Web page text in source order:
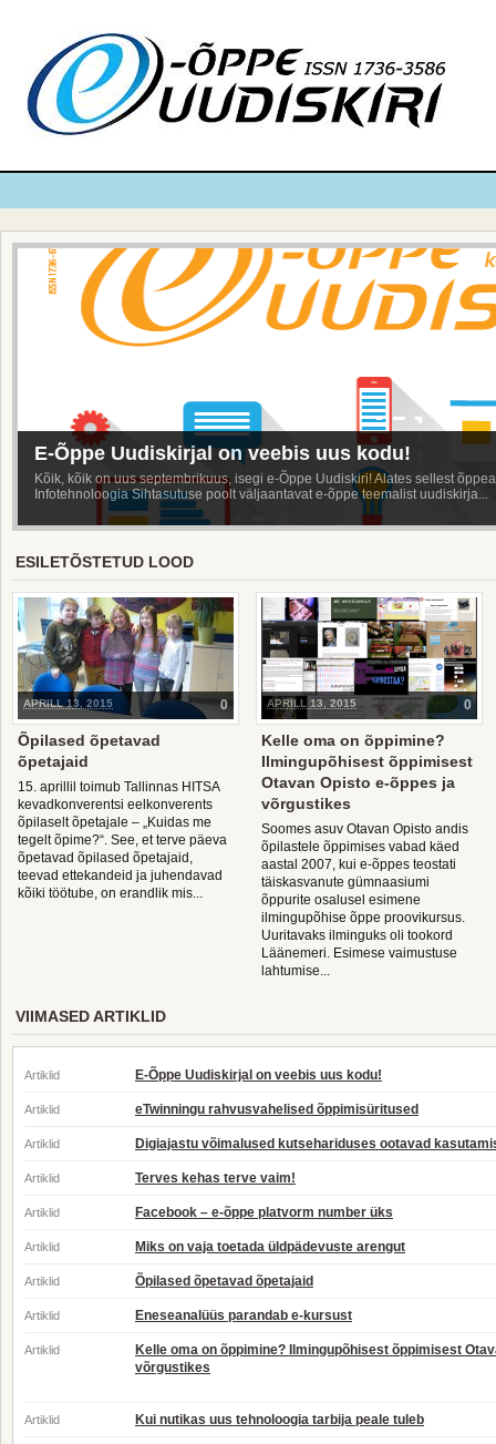
E-Õppe Uudiskirjal on veebis uus kodu!
Kõik, kõik on uus septembrikuus, isegi e-Õppe Uudiskiri! Alates sellest
Infotehnoloogia Sihtasutuse poolt väljaantavat e-õppe teemalist uudiskirja...
ESILETÕSTETUD LOOD
0
APRILL 13, 2015
Õpilased õpetavad
õpetajaid
15. aprillil toimub Tallinnas HITSA
kevadkonverentsi eelkonverents
õpilaselt õpetajale – „Kuidas me
tegelt õpime?“. See, et terve päeva
õpetavad õpilased õpetajaid,
teevad ettekandeid ja juhendavad
kõiki töötube, on erandlik mis...
0
APRILL 13, 2015
Kelle oma on õppimine?
Ilmingupõhisest õppimisest
Otavan Opisto e-õppes ja
võrgustikes
Soomes asuv Otavan Opisto andis
õpilastele õppimises vabad käed
aastal 2007, kui e-õppes teostati
täiskasvanute gümnaasiumi
õppurite osalusel esimene
ilmingupõhise õppe proovikursus.
Uuritavaks ilminguks oli tookord
Läänemeri. Esimese vaimustuse
lahtumise...
VIIMASED ARTIKLID
Artiklid E-Õppe Uudiskirjal on veebis uus kodu!
Artiklid eTwinningu rahvusvahelised õppimisüritused
Artiklid Digiajastu võimalused kutsehariduses ootavad
Artiklid Terves kehas terve vaim!
Artiklid Facebook – e-õppe platvorm number üks
Artiklid Miks on vaja toetada üldpädevuste arengut
Artiklid Õpilased õpetavad õpetajaid
Artiklid Eneseanalüüs parandab e-kursust
Artiklid
Kelle oma on õppimine? Ilmingupõhisest õppimisest
võrgustikes
Artiklid Kui nutikas uus tehnoloogia tarbija peale tuleb